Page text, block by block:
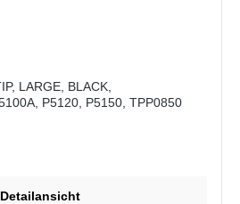
LARGE, BLACK,
P5120, P5150, TPP0850
Detailansicht